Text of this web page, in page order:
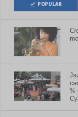
POPULAR
%